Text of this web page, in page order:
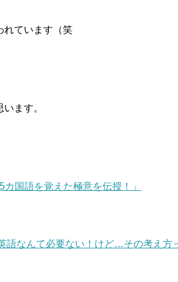
れています（笑
ます。
国語を覚えた極意を伝授！」
語なんて必要ない！けど…その考え方